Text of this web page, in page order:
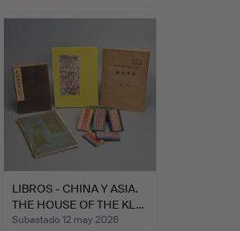
LIBROS - CHINA Y ASIA.
THE HOUSE OF THE KL…
Subastado 12 may 2026